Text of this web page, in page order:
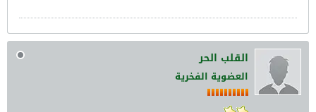
القلب الحر
العضوية الفخرية